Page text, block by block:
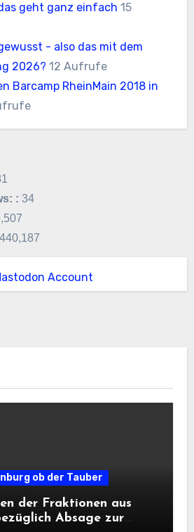
geht ganz einfach 15
- also das mit dem
2026? 12 Aufrufe
Barcamp RheinMain 2018 in
:34
440,187
Account
ob der Tauber
der Fraktionen aus
Absage zur